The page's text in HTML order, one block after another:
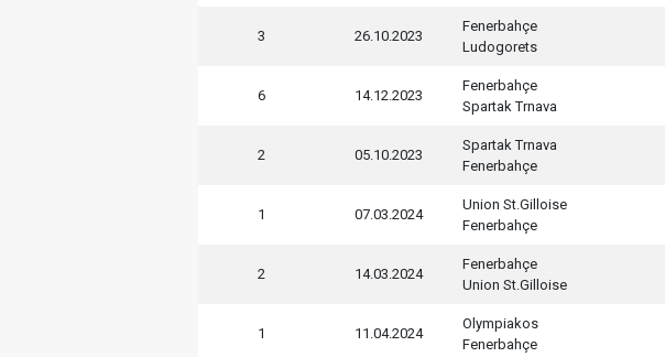
3 26.10.2023
Fenerbahçe
Ludogorets
6 14.12.2023
Fenerbahçe
Spartak Trnava
2 05.10.2023
Spartak Trnava
Fenerbahçe
1 07.03.2024
Union St.Gilloise
Fenerbahçe
2 14.03.2024
Fenerbahçe
Union St.Gilloise
1 11.04.2024
Olympiakos
Fenerbahçe